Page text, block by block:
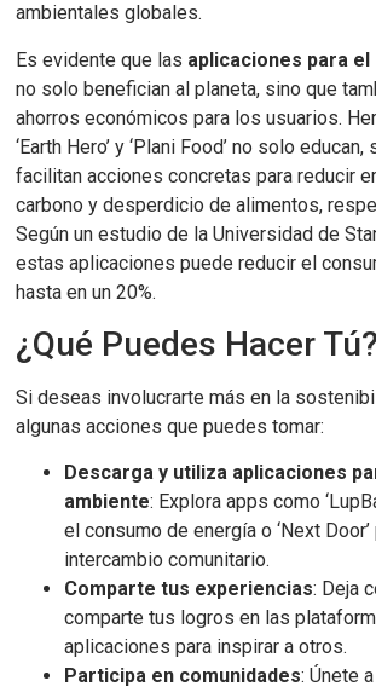
ambientales globales.
Es evidente que las aplicaciones para
no solo benefician al planeta, sino que
ahorros económicos para los usuarios.
‘Earth Hero’ y ‘Plani Food’ no solo
facilitan acciones concretas para reducir
carbono y desperdicio de alimentos,
Según un estudio de la Universidad de
estas aplicaciones puede reducir el
hasta en un 20%.
¿Qué Puedes Hacer Tú?
Si deseas involucrarte más en la
algunas acciones que puedes tomar:
Descarga y utiliza aplicaciones
ambiente: Explora apps como
el consumo de energía o ‘Next
intercambio comunitario.
Comparte tus experiencias: Deja
comparte tus logros en las
aplicaciones para inspirar a otros.
Participa en comunidades: Únete